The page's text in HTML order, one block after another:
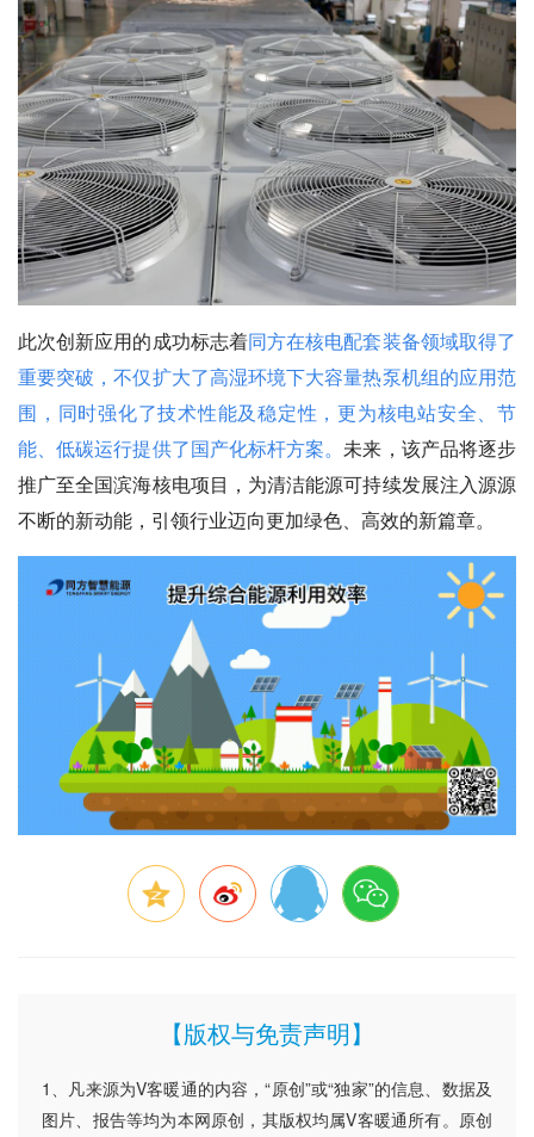
此次创新应用的成功标志着同方在核电配套装备领域取得了
重要突破，不仅扩大了高湿环境下大容量热泵机组的应用范
围，同时强化了技术性能及稳定性，更为核电站安全、节
能、低碳运行提供了国产化标杆方案。 未来，该产品将逐步
推广至全国滨海核电项目，为清洁能源可持续发展注入源源
不断的新动能，引领行业迈向更加绿色、高效的新篇章。
【版权与免责声明】
1、凡来源为V客暖通的内容，“原创”或“独家”的信息、数据及
图片、报告等均为本网原创，其版权均属V客暖通所有。原创